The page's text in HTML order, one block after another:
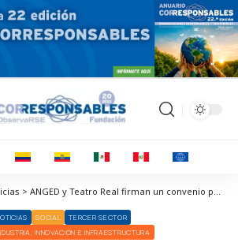
Corresponsables > Noticias > ANGED y Teatro Real firman un convenio para la promoción de la cultura y las artes
SOCIAL
TERCER SECTOR
INNOVACIÓN E INFRAESTRUCTURA